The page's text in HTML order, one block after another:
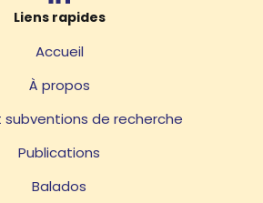
Liens rapides
Accueil
À propos
subventions de recherche
Publications
Balados